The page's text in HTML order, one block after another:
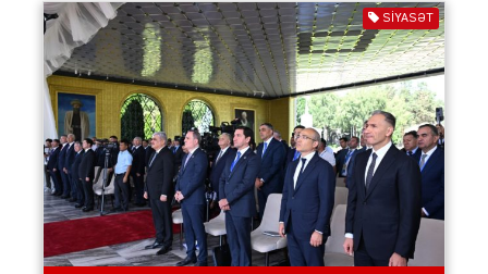
SIYASƏT